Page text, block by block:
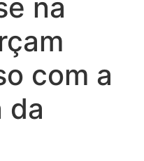
na
com a
da